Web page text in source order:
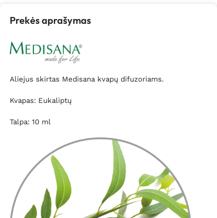
Prekės aprašymas
Aliejus skirtas Medisana kvapų difuzoriams.
Kvapas: Eukaliptų
Talpa: 10 ml